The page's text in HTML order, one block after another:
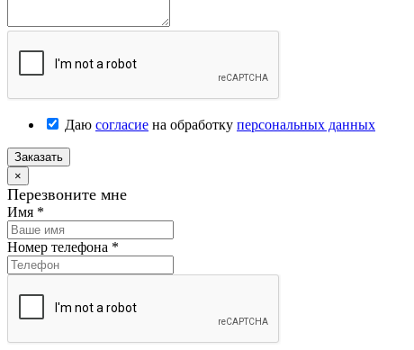
Даю согласие на обработку персональных данных
Заказать
×
Перезвоните мне
Имя *
Номер телефона *